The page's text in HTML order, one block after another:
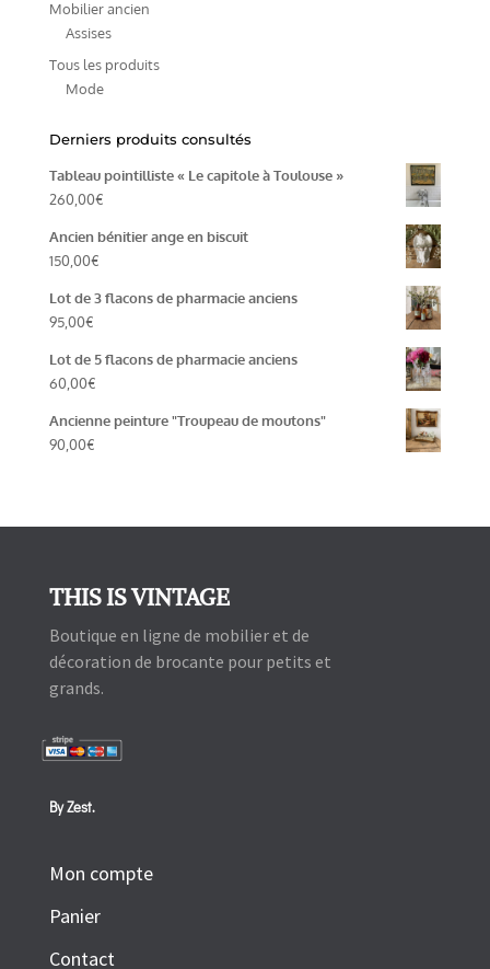
Mobilier ancien
Assises
Tous les produits
Mode
Derniers produits consultés
Tableau pointilliste « Le capitole à Toulouse »
260,00€
Ancien bénitier ange en biscuit
150,00€
Lot de 3 flacons de pharmacie anciens
95,00€
Lot de 5 flacons de pharmacie anciens
60,00€
Ancienne peinture "Troupeau de moutons"
90,00€
THIS IS VINTAGE
Boutique en ligne de mobilier et de
décoration de brocante pour petits et
grands.
By Zest.
Mon compte
Panier
Contact